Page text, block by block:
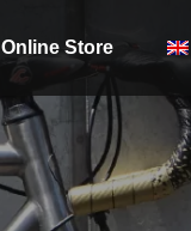
Online Store